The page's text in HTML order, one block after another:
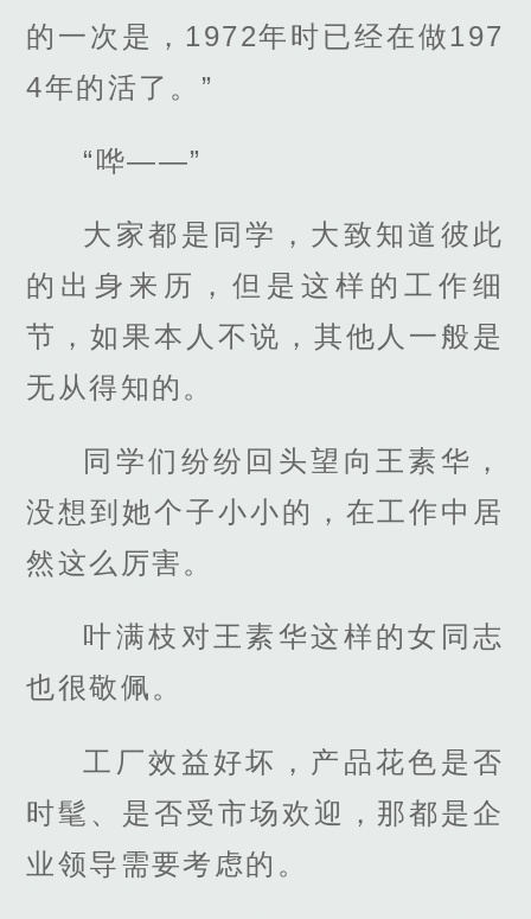
的一次是，1972年时已经在做197
4年的活了。”
“哗——”
大家都是同学，大致知道彼此
的出身来历，但是这样的工作细
节，如果本人不说，其他人一般是
无从得知的。
同学们纷纷回头望向王素华，
没想到她个子小小的，在工作中居
然这么厉害。
叶满枝对王素华这样的女同志
也很敬佩。
工厂效益好坏，产品花色是否
时髦、是否受市场欢迎，那都是企
业领导需要考虑的。